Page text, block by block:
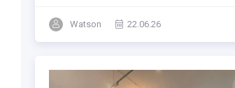
Watson 22.06.26